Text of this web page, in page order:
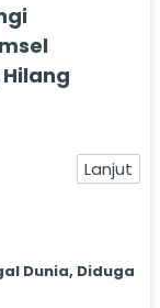
Lanjut
Dunia, Diduga